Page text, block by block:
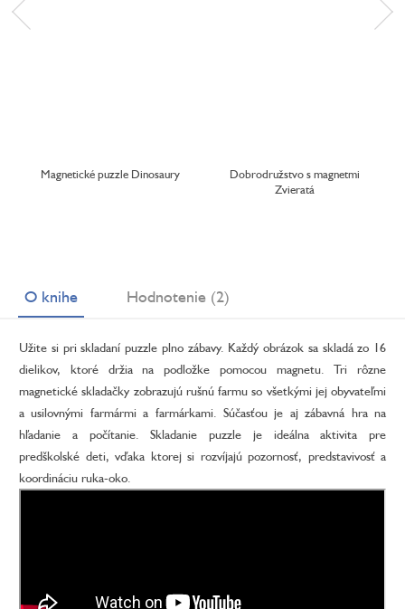
Magnetické puzzle Dinosaury
Dobrodružstvo s magnetmi
Zvieratá
O knihe Hodnotenie (2)
Užite si pri skladaní puzzle plno zábavy. Každý obrázok sa skladá zo 16
dielikov, ktoré držia na podložke pomocou magnetu. Tri rôzne
magnetické skladačky zobrazujú rušnú farmu so všetkými jej obyvateľmi
a usilovnými farmármi a farmárkami. Súčasťou je aj zábavná hra na
hľadanie a počítanie. Skladanie puzzle je ideálna aktivita pre
predškolské deti, vďaka ktorej si rozvíjajú pozornosť, predstavivosť a
koordináciu ruka-oko.